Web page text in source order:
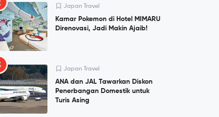
Japan Travel
Kamar Pokemon di Hotel MIMARU
Direnovasi, Jadi Makin Ajaib!
Japan Travel
ANA dan JAL Tawarkan Diskon
Penerbangan Domestik untuk
Turis Asing